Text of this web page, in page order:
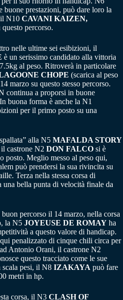
buone prestazioni, può dare loro la
il N10 CAVANI KAIZEN,
percorso.
nelle ultime sei esibizioni, il
è un serissimo candidato alla vittoria
al peso. Ritroverà in particolare
CHOPE (scarica al peso
marzo su questo stesso percorso.
a proporsi in buone
buona forma è anche la N1
per il primo posto su una
alla N5 MAFALDA STORY
castrone N2 DON FALCO si è
posto. Meglio messo al peso qui,
può prendersi la sua rivincita su
Terza nella stessa corsa di
una bella punta di velocità finale da
percorso il 14 marzo, nella corsa
la N5 JOYEUSE DE ROMAY ha
a questo valore di handicap.
qui penalizzato di cinque chili circa per
Antonio Orani, il castrone N2
questo tracciato come le sue
scala pesi, il N8 IZAKAYA può fare
metri in hp.
corsa, il N3 CLASH OF